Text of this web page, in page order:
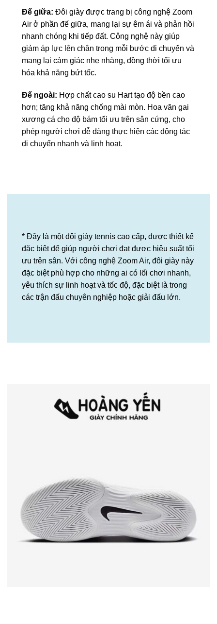
Đế giữa: Đôi giày được trang bị công nghệ Zoom
Air ở phần đế giữa, mang lại sự êm ái và phản hồi
nhanh chóng khi tiếp đất. Công nghệ này giúp
giảm áp lực lên chân trong mỗi bước di chuyển và
mang lại cảm giác nhẹ nhàng, đồng thời tối ưu
hóa khả năng bứt tốc.
Đế ngoài: Hợp chất cao su Hart tạo độ bền cao
hơn; tăng khả năng chống mài mòn. Hoa văn gai
xương cá cho độ bám tối ưu trên sân cứng, cho
phép người chơi dễ dàng thực hiện các động tác
di chuyển nhanh và linh hoạt.
* Đây là một đôi giày tennis cao cấp, được thiết kế
đặc biệt để giúp người chơi đạt được hiệu suất tối
ưu trên sân. Với công nghệ Zoom Air, đôi giày này
đặc biệt phù hợp cho những ai có lối chơi nhanh,
yêu thích sự linh hoạt và tốc độ, đặc biệt là trong
các trận đấu chuyên nghiệp hoặc giải đấu lớn.